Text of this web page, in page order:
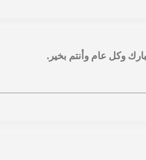
وكل عام وأنتم بخير.